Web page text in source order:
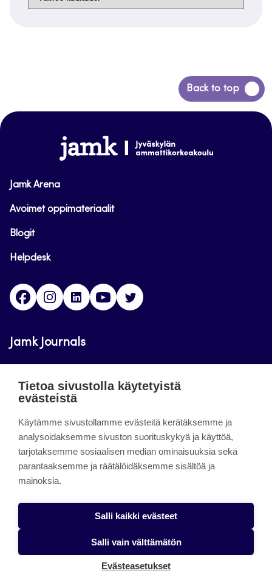
Back to top
Siirry
takaisin
www.jamk.fi
Jamk Arena
Avoimet oppimateriaalit
Blogit
Helpdesk
FacebookInstagram
LinkedInYoutube
Jamk Journals
luettavissa. Verkkolehtien tarkoituksena on tukea
innovaatiotoimintaa.
About the site
Jamkin verkkolehdet
Tietosuojaseloste
Tietoa sivustolla käytetyistä
evästeistä
Käytämme sivustollamme evästeitä kerätäksemme ja
analysoidaksemme sivuston suorituskykyä ja käyttöä,
tarjotaksemme sosiaalisen median ominaisuuksia sekä
parantaaksemme ja räätälöidäksemme sisältöä ja
mainoksia.
Salli kaikki evästeet
Salli vain välttämätön
Evästeasetukset